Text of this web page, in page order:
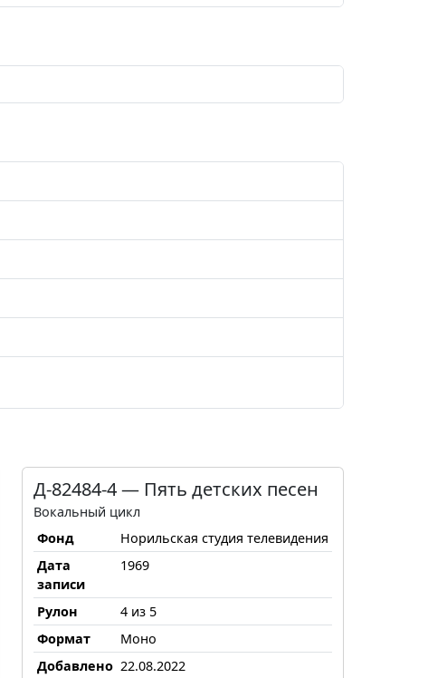
Д-82484-4 — Пять детских песен
Вокальный цикл
Фонд
Норильская студия телевидения
Дата
записи
1969
Рулон
4 из 5
Формат
Моно
Добавлено 22.08.2022